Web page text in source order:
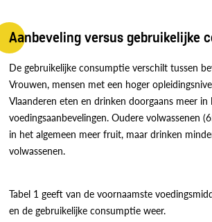
Aanbeveling versus gebruikelijke
De gebruikelijke consumptie verschilt tussen
Vrouwen, mensen met een hoger
Vlaanderen eten en drinken doorgaans meer in
voedingsaanbevelingen. Oudere volwassenen
in het algemeen meer fruit, maar drinken
volwassenen.
Tabel 1 geeft van de voornaamste
en de gebruikelijke consumptie weer.